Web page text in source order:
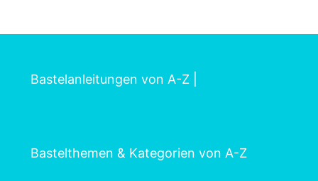
Bastelanleitungen von A-Z
Bastelthemen & Kategorien von A-Z